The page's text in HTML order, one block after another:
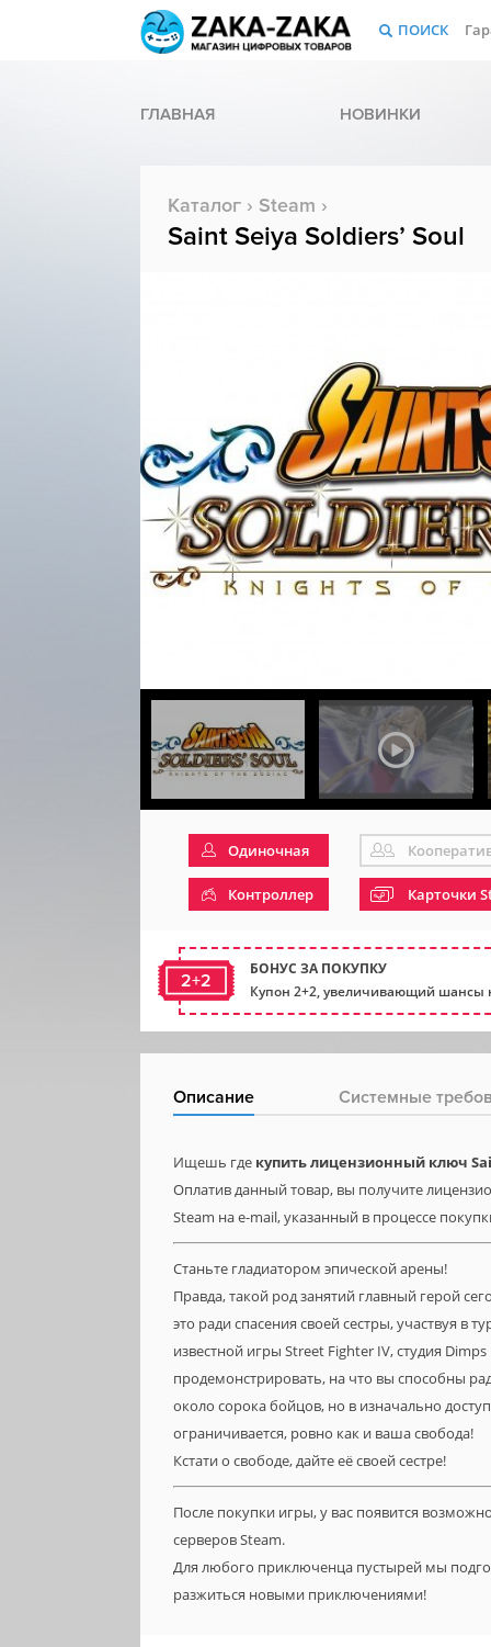
ПОИСК
ГЛАВНАЯ НОВИНКИ
Каталог › Steam ›
Saint Seiya Soldiers’ Soul
Одиночная
Контроллер Карточки
2+2
БОНУС ЗА ПОКУПКУ
Купон 2+2, увеличивающий шансы
Описание Системные
Ищешь где купить лицензионный ключ
Оплатив данный товар, вы получите
Steam на e-mail, указанный в процессе
Станьте гладиатором эпической арены!
Правда, такой род занятий главный герой
это ради спасения своей сестры, участвуя в
известной игры Street Fighter IV, студия
продемонстрировать, на что вы способны
около сорока бойцов, но в изначально
ограничивается, ровно как и ваша свобода!
Кстати о свободе, дайте её своей сестре!
После покупки игры, у вас появится
серверов Steam.
Для любого приключенца пустырей мы
разжиться новыми приключениями!